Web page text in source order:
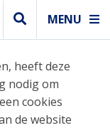
MENU
Wil je je
apparaten
meer
heeft deze
nodig om
cookies
de website